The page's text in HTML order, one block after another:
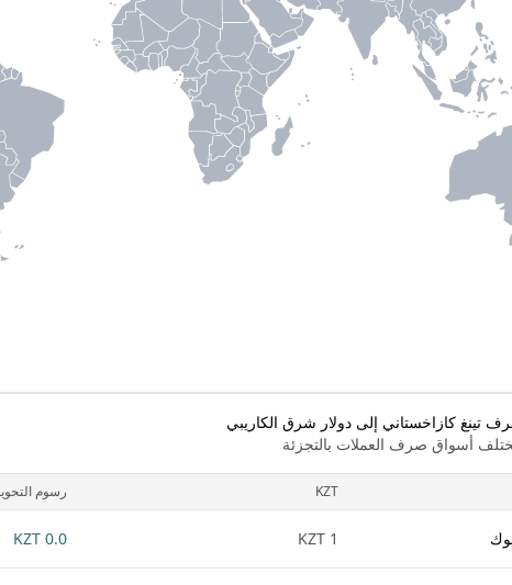
تينغ كازاخستاني إلى دولار شرق الكاريبي
أسواق صرف العملات بالتجزئة
KZT رسوم
1 KZT
0.0 KZT